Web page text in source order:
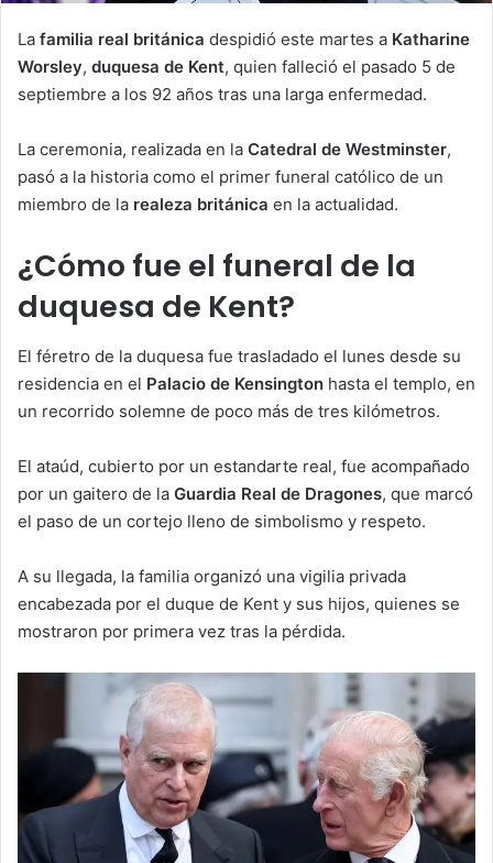
La familia real británica despidió este martes a Katharine
Worsley, duquesa de Kent, quien falleció el pasado 5 de
septiembre a los 92 años tras una larga enfermedad.
La ceremonia, realizada en la Catedral de Westminster,
pasó a la historia como el primer funeral católico de un
miembro de la realeza británica en la actualidad.
¿Cómo fue el funeral de la
duquesa de Kent?
El féretro de la duquesa fue trasladado el lunes desde su
residencia en el Palacio de Kensington hasta el templo, en
un recorrido solemne de poco más de tres kilómetros.
El ataúd, cubierto por un estandarte real, fue acompañado
por un gaitero de la Guardia Real de Dragones, que marcó
el paso de un cortejo lleno de simbolismo y respeto.
A su llegada, la familia organizó una vigilia privada
encabezada por el duque de Kent y sus hijos, quienes se
mostraron por primera vez tras la pérdida.